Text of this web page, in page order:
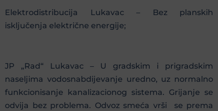
Elektrodistribucija Lukavac – Bez planskih
isključenja električne energije;
JP „Rad“ Lukavac – U gradskim i prigradskim
naseljima vodosnabdijevanje uredno, uz normalno
funkcionisanje kanalizacionog sistema. Grijanje se
odvija bez problema. Odvoz smeća vrši se prema